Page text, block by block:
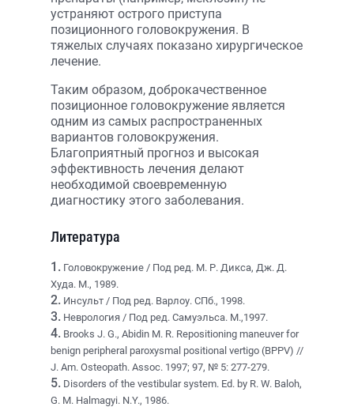
устраняют острого приступа
позиционного головокружения. В
тяжелых случаях показано хирургическое
лечение.
Таким образом, доброкачественное
позиционное головокружение является
одним из самых распространенных
вариантов головокружения.
Благоприятный прогноз и высокая
эффективность лечения делают
необходимой своевременную
диагностику этого заболевания.
Литература
1. Головокружение / Под ред. М. Р. Дикса, Дж. Д.
Худа. М., 1989.
2. Инсульт / Под ред. Варлоу. СПб., 1998.
3. Неврология / Под ред. Самуэльса. М.,1997.
4. Brooks J. G., Abidin M. R. Repositioning maneuver for
benign peripheral paroxysmal positional vertigo (BPPV) //
J. Am. Osteopath. Assoc. 1997; 97, № 5: 277-279.
5. Disorders of the vestibular system. Ed. by R. W. Baloh,
G. M. Halmagyi. N.Y., 1986.